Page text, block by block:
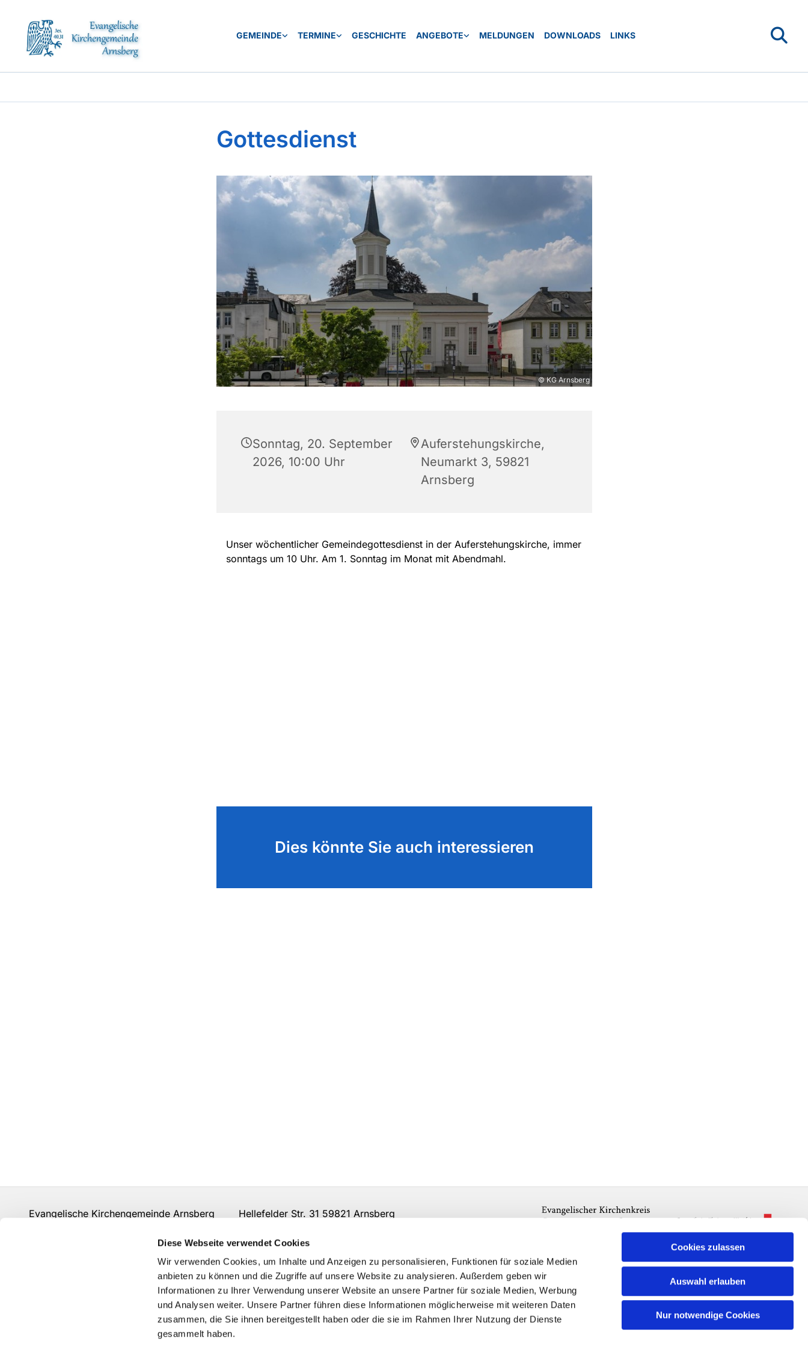
Diese Webseite verwendet Cookies
Wir verwenden Cookies, um Inhalte und Anzeigen zu personalisieren, Funktionen für soziale Medien
anbieten zu können und die Zugriffe auf unsere Website zu analysieren. Außerdem geben wir
Informationen zu Ihrer Verwendung unserer Website an unsere Partner für soziale Medien, Werbung
und Analysen weiter. Unsere Partner führen diese Informationen möglicherweise mit weiteren Daten
zusammen, die Sie ihnen bereitgestellt haben oder die sie im Rahmen Ihrer Nutzung der Dienste
gesammelt haben.
Cookies zulassen
Auswahl erlauben
Nur notwendige Cookies
GEMEINDE TERMINE GESCHICHTE ANGEBOTE MELDUNGEN DOWNLOADS LINKS
Gottesdienst
© KG Arnsberg
Sonntag, 20. September
2026, 10:00 Uhr
Auferstehungskirche,
Neumarkt 3, 59821
Arnsberg
Unser wöchentlicher Gemeindegottesdienst in der Auferstehungskirche, immer
sonntags um 10 Uhr. Am 1. Sonntag im Monat mit Abendmahl.
Dies könnte Sie auch interessieren
Evangelische Kirchengemeinde Arnsberg Hellefelder Str. 31 59821 Arnsberg